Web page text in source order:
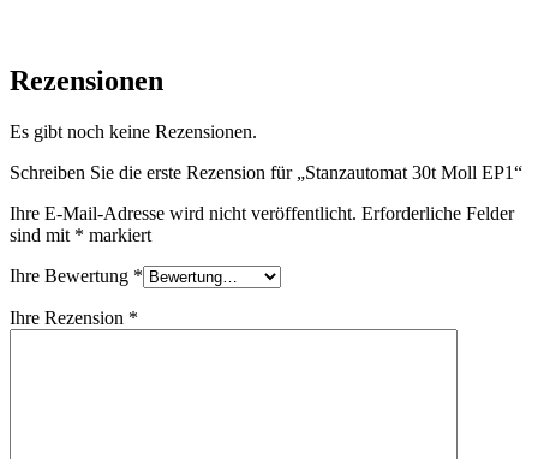
Rezensionen
Es gibt noch keine Rezensionen.
Schreiben Sie die erste Rezension für „Stanzautomat 30t Moll EP1“
Ihre E-Mail-Adresse wird nicht veröffentlicht. Erforderliche Felder
sind mit * markiert
Ihre Bewertung *
Ihre Rezension *